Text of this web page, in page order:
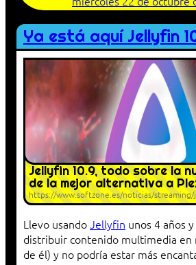
Ya está aquí Jellyfin
Jellyfin 10.9, todo sobre la
de la mejor alternativa a
https://www.softzone.es/noticias/
Llevo usandoJellyfin unos 4 años
distribuir contenido multimedia en
de él) y no podría estar más